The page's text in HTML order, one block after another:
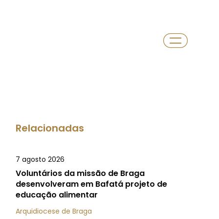
Relacionadas
7 agosto 2026
Voluntários da missão de Braga
desenvolveram em Bafatá projeto de
educação alimentar
Arquidiocese de Braga